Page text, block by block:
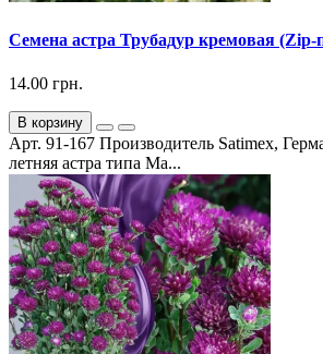
Семена астра Трубадур кремовая (Zip-
14.00 грн.
В корзину
Арт. 91-167 Производитель Satimex,
летняя астра типа Ма...